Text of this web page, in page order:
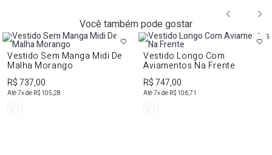
Você também pode gostar
Vestido Sem Manga Midi De
Malha Morango
R$ 737,00
Até7x de R$ 105,28
Vestido Longo Com
Aviamentos Na Frente
R$ 747,00
Até7x de R$ 106,71